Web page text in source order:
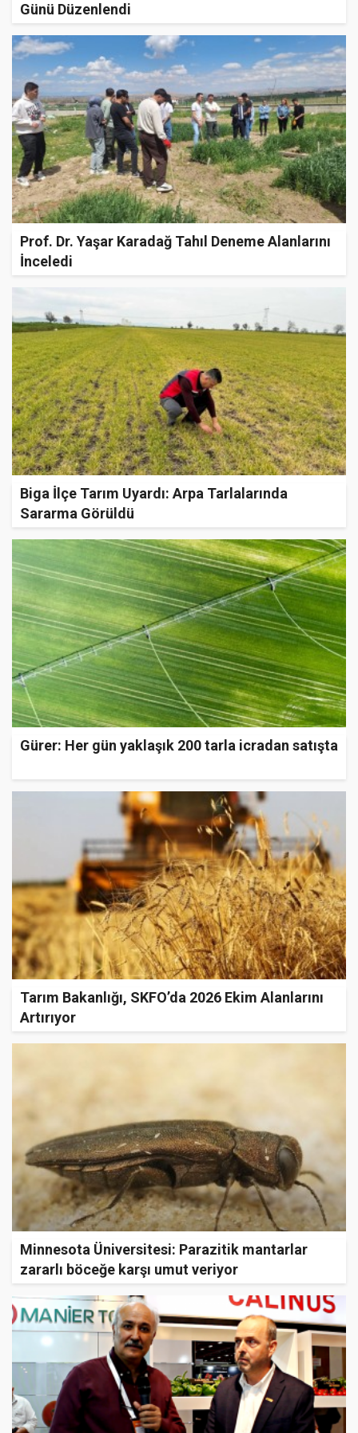
Günü Düzenlendi
Prof. Dr. Yaşar Karadağ Tahıl Deneme Alanlarını
İnceledi
Biga İlçe Tarım Uyardı: Arpa Tarlalarında
Sararma Görüldü
Gürer: Her gün yaklaşık 200 tarla icradan satışta
Tarım Bakanlığı, SKFO’da 2026 Ekim Alanlarını
Artırıyor
Minnesota Üniversitesi: Parazitik mantarlar
zararlı böceğe karşı umut veriyor